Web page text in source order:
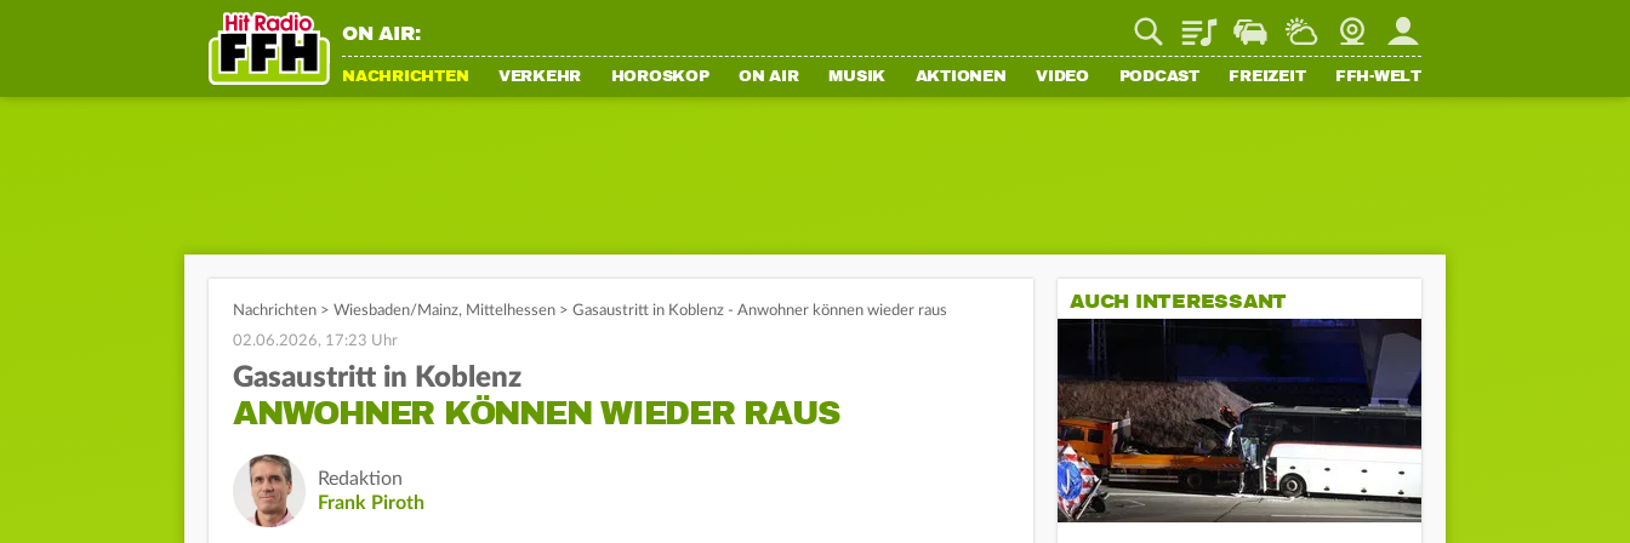
ON AIR: PlaylistStaupilotWetterWebcamMein FFH
NACHRICHTEN VERKEHR HOROSKOP ON AIR MUSIK AKTIONEN VIDEO PODCAST FREIZEIT FFH-WELT
Nachrichten > Wiesbaden/Mainz, Mittelhessen > Gasaustritt in Koblenz - Anwohner können wieder raus
02.06.2026, 17:23 Uhr
Gasaustritt in Koblenz
ANWOHNER KÖNNEN WIEDER RAUS
Redaktion
Frank Piroth
AUCH INTERESSANT